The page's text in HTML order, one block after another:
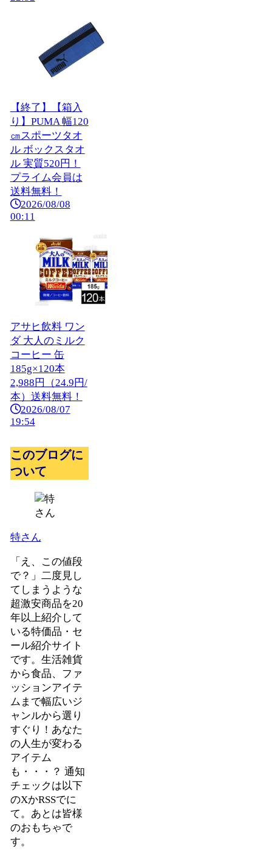
【終了】【箱入
り】PUMA 幅120
㎝スポーツタオ
ル ボックスタオ
ル 実質520円！
プライム会員は
送料無料！
2026/08/08
00:11
アサヒ飲料 ワン
ダ 大人のミルク
コーヒー 缶
185g×120本
2,988円（24.9円/
本）送料無料！
2026/08/07
19:54
このブログに
ついて
特さん
「え、この値段
で？」二度見し
てしまうような
超激安商品を20
年以上紹介して
いる特価品・セ
ール紹介サイト
です。生活雑貨
から食品、ファ
ッションアイテ
ムまで幅広いジ
ャンルから選り
すぐり！あなた
の人生が変わる
アイテム
も・・・？ 通知
チェックは以下
のXかRSSでに
て。あとは皆様
のおもちゃで
す。